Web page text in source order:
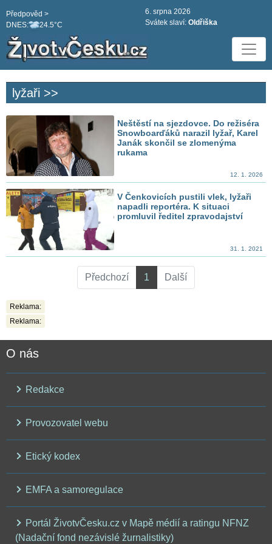
DNES: 24.5°C
Předpověd >
6. srpna 2026
Svátek slaví: Oldřiška
lyžaři >>
Neštěstí na sjezdovce. Do režiséra
Snowboarďáků narazil lyžař, Karel
Janák skončil se zlomenýma
rukama
12. 1. 2026
V Čenkovicích pustili vlek, lyžaři
napadli reportéra. K situaci
promluvil ředitel zpravodajství
31. 1. 2021
Předchozí 1 Další
Reklama:
Reklama:
O nás
Redakce
Provozovatel webu
Etický kodex
EMFA a samoregulace
Portál ŽivotvČesku.cz v Mapě médií a ratingu NFNZ
(Nadační fond nezávislé žurnalistiky)